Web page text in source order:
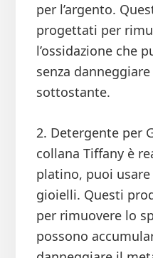
per l’argento.
progettati per
l’ossidazione che
senza
sottostante.
2. Detergente per
collana Tiffany è
platino, puoi
gioielli. Questi
per rimuovere lo
possono